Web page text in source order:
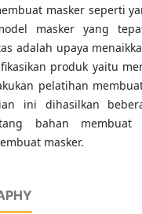
masker seperti
masker yang
adalah upaya
produk yaitu
pelatihan
ini dihasilkan
bahan membuat
masker.